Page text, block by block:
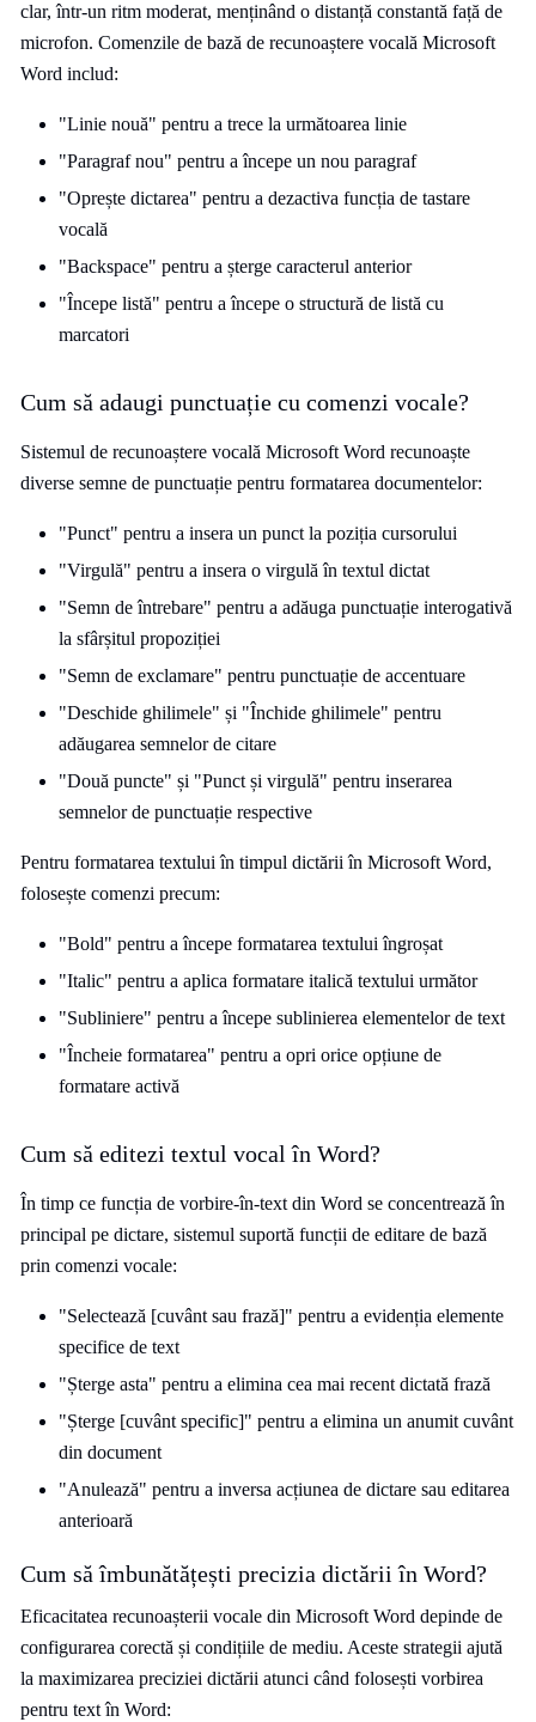
clar, într-un ritm moderat, menținând o distanță constantă față de
microfon. Comenzile de bază de recunoaștere vocală Microsoft
Word includ:
"Linie nouă" pentru a trece la următoarea linie
"Paragraf nou" pentru a începe un nou paragraf
"Oprește dictarea" pentru a dezactiva funcția de tastare
vocală
"Backspace" pentru a șterge caracterul anterior
"Începe listă" pentru a începe o structură de listă cu
marcatori
Cum să adaugi punctuație cu comenzi vocale?
Sistemul de recunoaștere vocală Microsoft Word recunoaște
diverse semne de punctuație pentru formatarea documentelor:
"Punct" pentru a insera un punct la poziția cursorului
"Virgulă" pentru a insera o virgulă în textul dictat
"Semn de întrebare" pentru a adăuga punctuație interogativă
la sfârșitul propoziției
"Semn de exclamare" pentru punctuație de accentuare
"Deschide ghilimele" și "Închide ghilimele" pentru
adăugarea semnelor de citare
"Două puncte" și "Punct și virgulă" pentru inserarea
semnelor de punctuație respective
Pentru formatarea textului în timpul dictării în Microsoft Word,
folosește comenzi precum:
"Bold" pentru a începe formatarea textului îngroșat
"Italic" pentru a aplica formatare italică textului următor
"Subliniere" pentru a începe sublinierea elementelor de text
"Încheie formatarea" pentru a opri orice opțiune de
formatare activă
Cum să editezi textul vocal în Word?
În timp ce funcția de vorbire-în-text din Word se concentrează în
principal pe dictare, sistemul suportă funcții de editare de bază
prin comenzi vocale:
"Selectează [cuvânt sau frază]" pentru a evidenția elemente
specifice de text
"Șterge asta" pentru a elimina cea mai recent dictată frază
"Șterge [cuvânt specific]" pentru a elimina un anumit cuvânt
din document
"Anulează" pentru a inversa acțiunea de dictare sau editarea
anterioară
Cum să îmbunătățești precizia dictării în Word?
Eficacitatea recunoașterii vocale din Microsoft Word depinde de
configurarea corectă și condițiile de mediu. Aceste strategii ajută
la maximizarea preciziei dictării atunci când folosești vorbirea
pentru text în Word: